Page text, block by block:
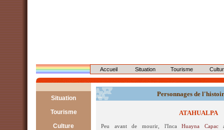
Accueil Situation Tourisme
Situation
Géographie
Démographie
Tourisme
LimaCulture
Personnages de
ATAHUALPA
Peu avant de mourir, l'IncaHuayna Capaca